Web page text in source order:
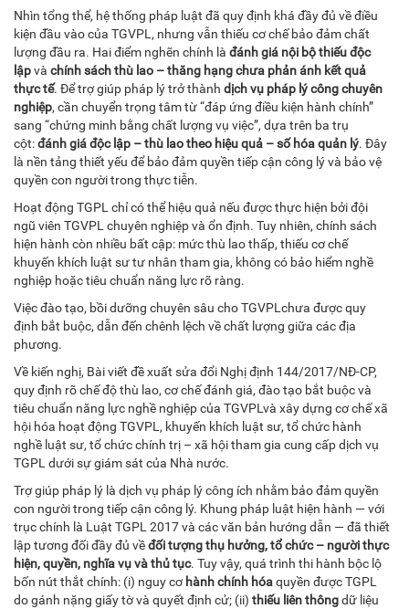
Nhìn tổng thể, hệ thống pháp luật đã quy định khá đầy đủ về điều
kiện đầu vào của TGVPL, nhưng vẫn thiếu cơ chế bảo đảm chất
lượng đầu ra. Hai điểm nghẽn chính là đánh giá nội bộ thiếu độc
lậpvà chính sách thù lao – thăng hạng chưa phản ánh kết quả
thực tế. Để trợ giúp pháp lý trở thành dịch vụ pháp lý công chuyên
nghiệp, cần chuyển trọng tâm từ “đáp ứng điều kiện hành chính”
sang “chứng minh bằng chất lượng vụ việc”, dựa trên ba trụ
cột:đánh giá độc lập – thù lao theo hiệu quả – số hóa quản lý. Đây
là nền tảng thiết yếu để bảo đảm quyền tiếp cận công lý và bảo vệ
quyền con người trong thực tiễn.
Hoạt động TGPL chỉ có thể hiệu quả nếu được thực hiện bởi đội
ngũ viên TGVPL chuyên nghiệp và ổn định. Tuy nhiên, chính sách
hiện hành còn nhiều bất cập: mức thù lao thấp, thiếu cơ chế
khuyến khích luật sư tư nhân tham gia, không có bảo hiểm nghề
nghiệp hoặc tiêu chuẩn năng lực rõ ràng.
Việc đào tạo, bồi dưỡng chuyên sâu cho TGVPLchưa được quy
định bắt buộc, dẫn đến chênh lệch về chất lượng giữa các địa
phương.
Về kiến nghị, Bài viết đề xuất sửa đổi Nghị định 144/2017/NĐ-CP,
quy định rõ chế độ thù lao, cơ chế đánh giá, đào tạo bắt buộc và
tiêu chuẩn năng lực nghề nghiệp của TGVPLvà xây dựng cơ chế xã
hội hóa hoạt động TGVPL, khuyến khích luật sư, tổ chức hành
nghề luật sư, tổ chức chính trị – xã hội tham gia cung cấp dịch vụ
TGPL dưới sự giám sát của Nhà nước.
Trợ giúp pháp lý là dịch vụ pháp lý công ích nhằm bảo đảm quyền
con người trong tiếp cận công lý. Khung pháp luật hiện hành — với
trục chính là Luật TGPL 2017 và các văn bản hướng dẫn — đã thiết
lập tương đối đầy đủ vềđối tượng thụ hưởng,tổ chức – người thực
hiện,quyền, nghĩa vụ và thủ tục. Tuy vậy, quá trình thi hành bộc lộ
bốn nút thắt chính: (i) nguy cơ hành chính hóaquyền được TGPL
do gánh nặng giấy tờ và quyết định cử; (ii) thiếu liên thôngdữ liệu